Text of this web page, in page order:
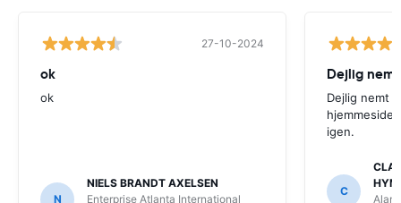
27-10-2024
ok
ok
N
NIELS BRANDT AXELSEN
Enterprise Atlanta International
Dejlig
Dejlig nemt
igen.
C